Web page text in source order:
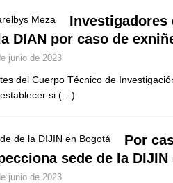
Espriella: tradición, simbolismo y
ÚLTIMO
Investigadores
DIAN por caso de
junio de 2023
del Cuerpo Técnico de
si (…)
Por
sede de la DIJIN
junio de 2023